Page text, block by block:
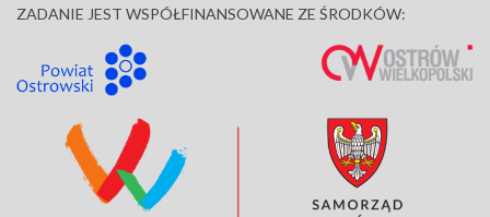
ZADANIE JEST WSPÓŁFINANSOWANE ZE ŚRODKÓW: